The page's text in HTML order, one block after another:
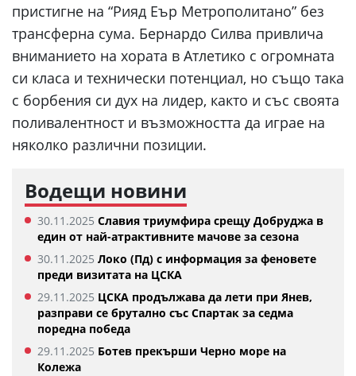
пристигне на “Рияд Еър Метрополитано” без
трансферна сума. Бернардо Силва привлича
вниманието на хората в Атлетико с огромната
си класа и технически потенциал, но също така
с борбения си дух на лидер, както и със своята
поливалентност и възможността да играе на
няколко различни позиции.
Водещи новини
30.11.2025 Славия триумфира срещу Добруджа в
един от най-атрактивните мачове за сезона
30.11.2025 Локо (Пд) с информация за феновете
преди визитата на ЦСКА
29.11.2025 ЦСКА продължава да лети при Янев,
разправи се брутално със Спартак за седма
поредна победа
29.11.2025 Ботев прекърши Черно море на
Колежа